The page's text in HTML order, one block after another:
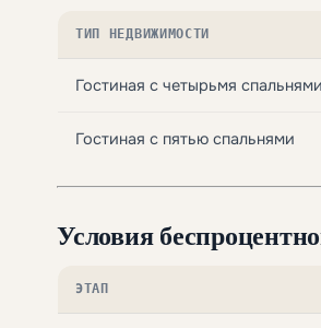
ТИП НЕДВИЖИМОСТИ
Гостиная с четырьмя спальнями
Гостиная с пятью спальнями
Условия
ЭТАП